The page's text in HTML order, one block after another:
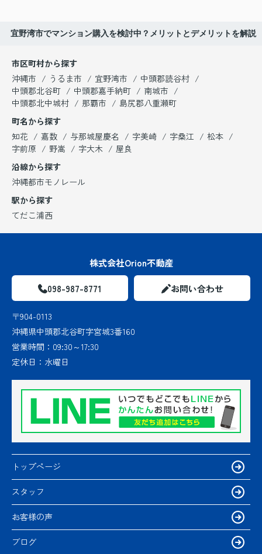
宜野湾市でマンション購入を検討中？メリットとデメリットを解説
市区町村から探す
沖縄市
うるま市 宜野湾市
中頭郡読谷村
中頭郡北谷町
中頭郡嘉手納町
南城市
中頭郡北中城村
那覇市
島尻郡八重瀬町
町名から探す
知花
嘉数 与那城屋慶名 字美崎 字桑江
松本
字前原
野嵩 字大木
屋良
沿線から探す
沖縄都市モノレール
駅から探す
てだこ浦西
株式会社Orion不動産
098-987-8771 お問い合わせ
〒904-0113
沖縄県中頭郡北谷町字宮城3番160
営業時間： 09:30～17:30
定休日： 水曜日
トップページ
スタッフ
お客様の声
ブログ